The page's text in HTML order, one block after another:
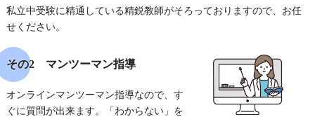
私立中受験に精通している精鋭教師がそろっておりますので、お任
せください。
その2 マンツーマン指導
オンラインマンツーマン指導なので、す
ぐに質問が出来ます。「わからない」を